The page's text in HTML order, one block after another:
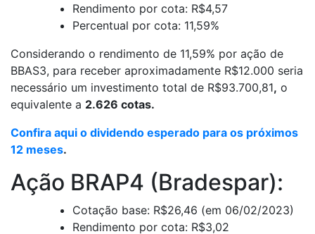
Rendimento por cota: R$4,57
Percentual por cota: 11,59%
Considerando o rendimento de 11,59% por ação de
BBAS3, para receber aproximadamente R$12.000 seria
necessário um investimento total de R$93.700,81, o
equivalente a 2.626 cotas.
Confira aqui o dividendo esperado para os próximos
12 meses.
Ação BRAP4 (Bradespar):
Cotação base: R$26,46 (em 06/02/2023)
Rendimento por cota: R$3,02